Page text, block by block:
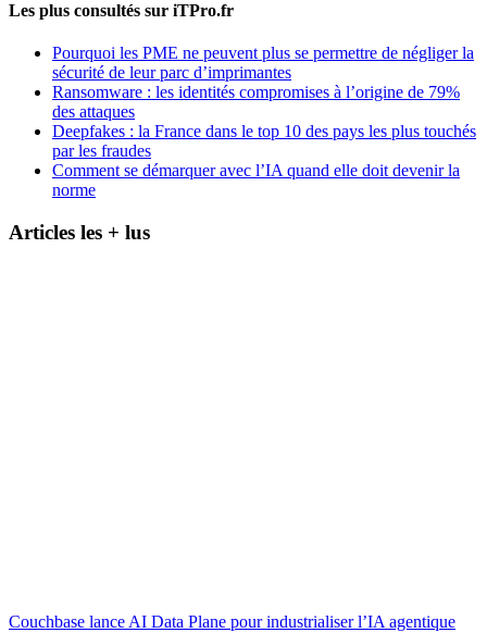
Les plus consultés sur iTPro.fr
Pourquoi les PME ne peuvent plus se permettre de négliger la
sécurité de leur parc d’imprimantes
Ransomware : les identités compromises à l’origine de 79%
des attaques
Deepfakes : la France dans le top 10 des pays les plus touchés
par les fraudes
Comment se démarquer avec l’IA quand elle doit devenir la
norme
Articles les + lus
Couchbase lance AI Data Plane pour industrialiser l’IA agentique